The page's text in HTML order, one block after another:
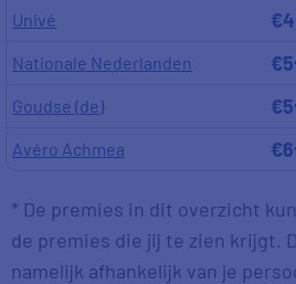
Univé €4
Nationale Nederlanden €5
Goudse (de) €5
Avéro Achmea €6
* De premies in dit overzicht
de premies die jij te zien krijgt.
namelijk afhankelijk van je